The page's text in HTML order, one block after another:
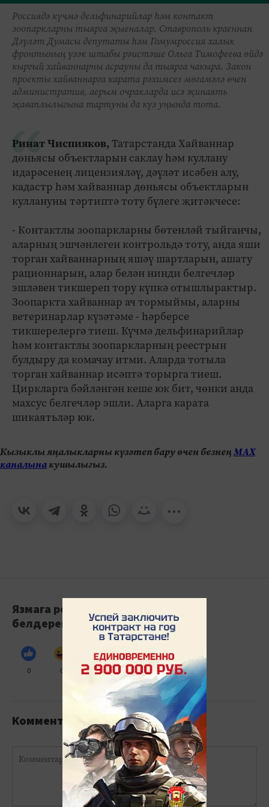
Россиядә күчмә дельфинарийлар һәм контакт
зоопаркларны тыярга җыеналар. Ставрополь краеннан
Дәүләт Думасы депутаты һәм Гомумроссия халык
фронтының үзәк штабы рәистәше Ольга Тимофеева өйдә
кыргый хайваннарны асрауны да тыярга чакыра. Закон
проекты хайваннарга карата рәхимсез мөгамәлә өчен
административ, аерым очракларда исә җинаять
җаваплылыгына тартуны да күз уңында тота.
Ринат Чиспияков, Татарстанда Хайваннар
дөньясы объектларын саклау һәм куллану
идарәсенең лицензияләү, дәүләт исәбен алу,
кадастр һәм хайваннар дөньясы объектларын
куллануны тәртиптә тоту бүлеге җитәкчесе:
- Контактлы зоопаркларны бөтенләй тыйганчы,
аларның эшчәнлеген контрольдә тоту, анда яши
торган хайваннарның яшәү шартларын, ашату
рационнарын, алар белән нинди белгечләр
эшләвен тикшереп тору күпкә отышлырактыр.
Зоопаркта хайваннар ач тормыймы, аларны
ветеринарлар күзәтәме - һәрберсе
тикшерелергә тиеш. Күчмә дельфинарийлар
һәм контактлы зоопаркларның реестрын
булдыру да комачау итми. Аларда тотыла
торган хайваннар исәптә торырга тиеш.
Циркларга бәйләнгән кеше юк бит, чөнки анда
махсус белгечләр эшли. Аларга карата
шикаятьләр юк.
Кызыклы яңалыкларны күзәтеп бару өчен безнеңМАХ
каналынакушылыгыз.
Язмага реакция
белдерегез
0 0 0 0 0
Комментарийлар